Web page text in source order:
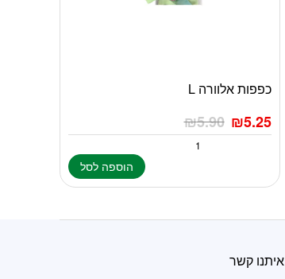
כפפות אלוורה L
₪5.90 ₪5.25
הוספה לסל
קשר